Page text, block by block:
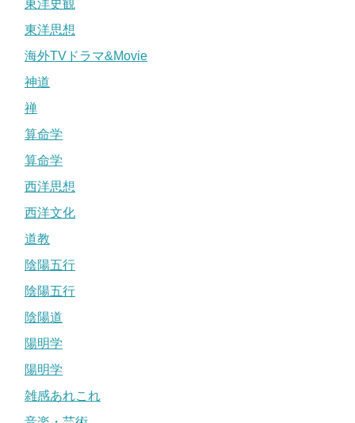
東洋史観
東洋思想
海外TVドラマ&Movie
神道
禅
算命学
算命学
西洋思想
西洋文化
道教
陰陽五行
陰陽五行
陰陽道
陽明学
陽明学
雑感あれこれ